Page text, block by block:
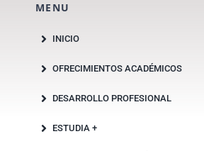
MENU
INICIO
OFRECIMIENTOS ACADÉMICOS
DESARROLLO PROFESIONAL
ESTUDIA +